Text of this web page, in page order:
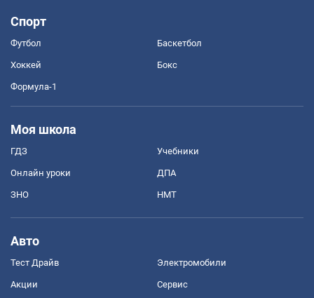
Спорт
Футбол Баскетбол
Хоккей Бокс
Формула-1
Моя школа
ГДЗ Учебники
Онлайн уроки ДПА
ЗНО НМТ
Авто
Тест Драйв Электромобили
Акции Сервис